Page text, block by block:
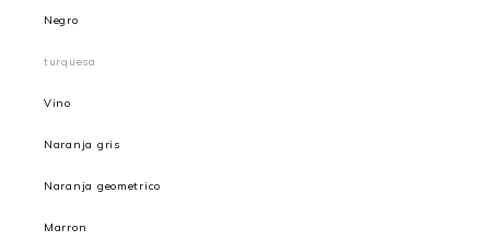
Negro
turquesa
Vino
Naranja gris
Naranja geometrico
Marron